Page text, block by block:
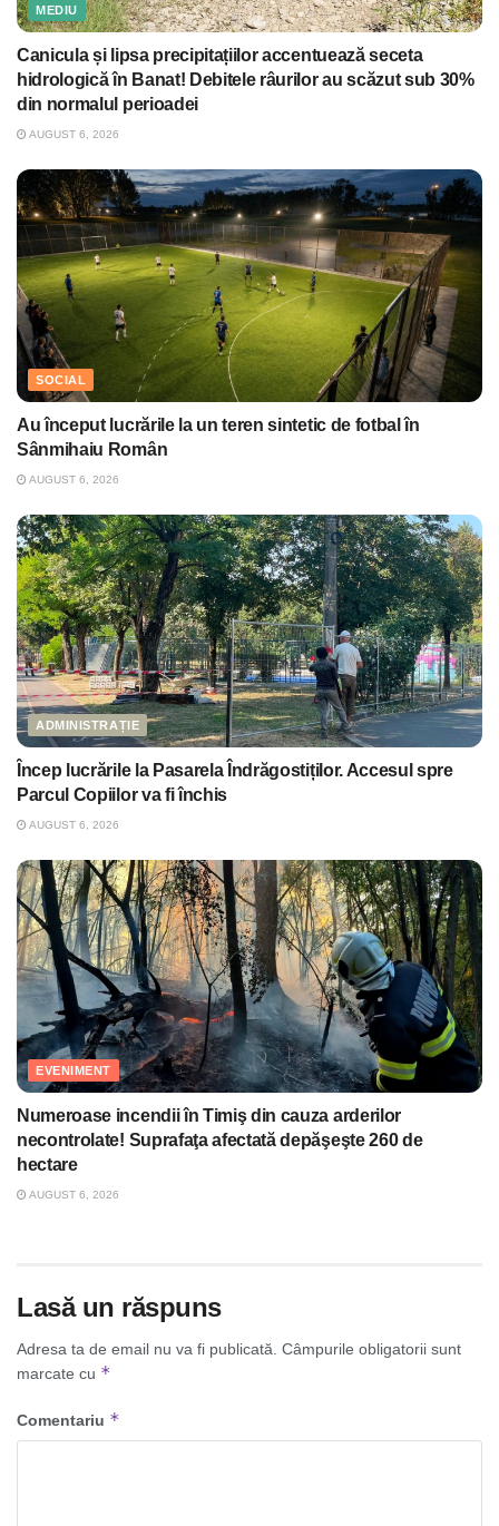
MEDIU
Canicula și lipsa precipitațiilor accentuează seceta
hidrologică în Banat! Debitele râurilor au scăzut sub 30%
din normalul perioadei
AUGUST 6, 2026
SOCIAL
Au început lucrările la un teren sintetic de fotbal în
Sânmihaiu Român
AUGUST 6, 2026
ADMINISTRAȚIE
Încep lucrările la Pasarela Îndrăgostiților. Accesul spre
Parcul Copiilor va fi închis
AUGUST 6, 2026
EVENIMENT
Numeroase incendii în Timiş din cauza arderilor
necontrolate! Suprafaţa afectată depăşeşte 260 de
hectare
AUGUST 6, 2026
Lasă un răspuns
Adresa ta de email nu va fi publicată. Câmpurile obligatorii sunt
marcate cu *
Comentariu *